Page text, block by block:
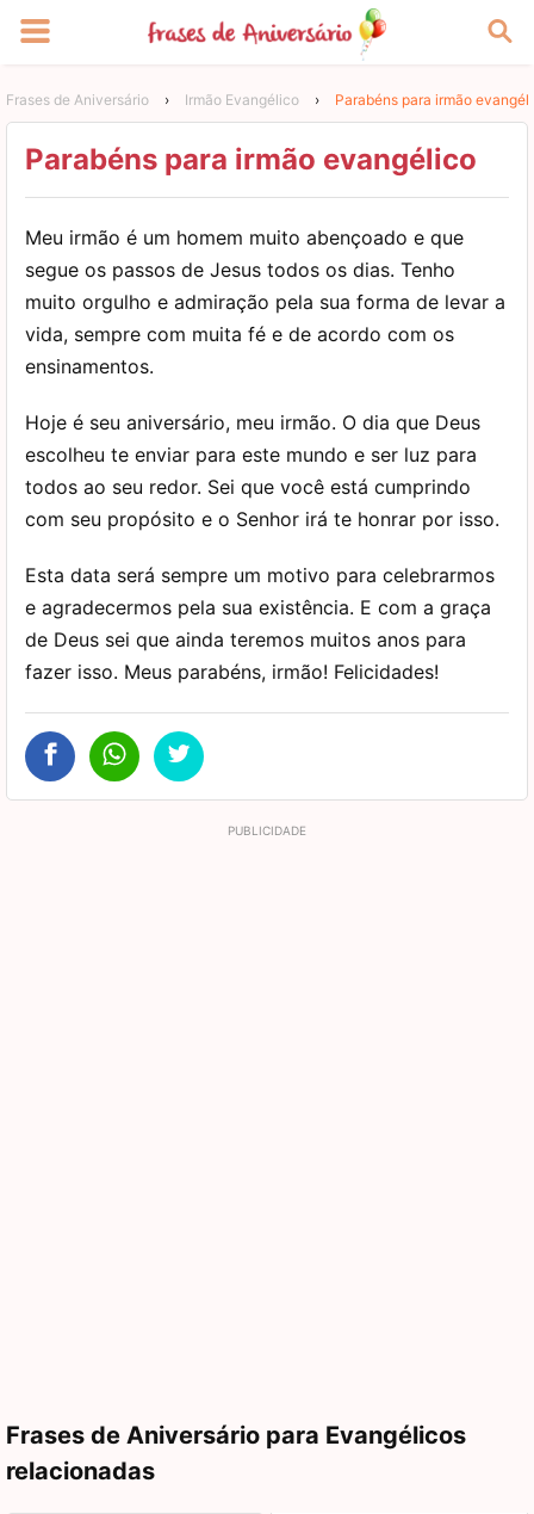
Frases de Aniversário › Irmão Evangélico › Parabéns para irmão
Parabéns para irmão evangélico
Meu irmão é um homem muito abençoado e que
segue os passos de Jesus todos os dias. Tenho
muito orgulho e admiração pela sua forma de levar a
vida, sempre com muita fé e de acordo com os
ensinamentos.
Hoje é seu aniversário, meu irmão. O dia que Deus
escolheu te enviar para este mundo e ser luz para
todos ao seu redor. Sei que você está cumprindo
com seu propósito e o Senhor irá te honrar por isso.
Esta data será sempre um motivo para celebrarmos
e agradecermos pela sua existência. E com a graça
de Deus sei que ainda teremos muitos anos para
fazer isso. Meus parabéns, irmão! Felicidades!
Frases de Aniversário para Evangélicos
relacionadas